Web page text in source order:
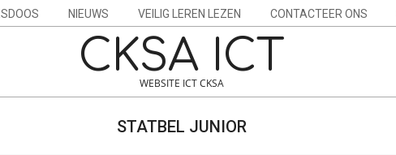
NIEUWS VEILIG LEREN LEZEN CONTACTEER ONS
CKSA ICT
WEBSITE ICT CKSA
STATBEL JUNIOR